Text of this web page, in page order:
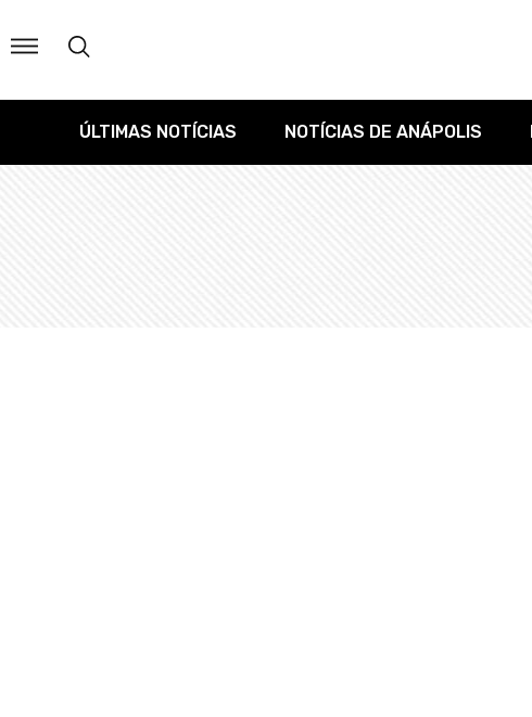
ÚLTIMAS NOTÍCIAS NOTÍCIAS DE ANÁPOLIS